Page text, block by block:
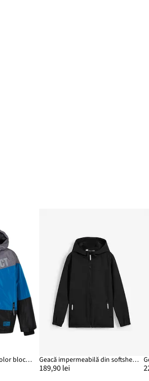
Geacă de iarnă în stil color block, cu glugă Geacă impermeabilă din softshell, cu glugă
189,90 lei